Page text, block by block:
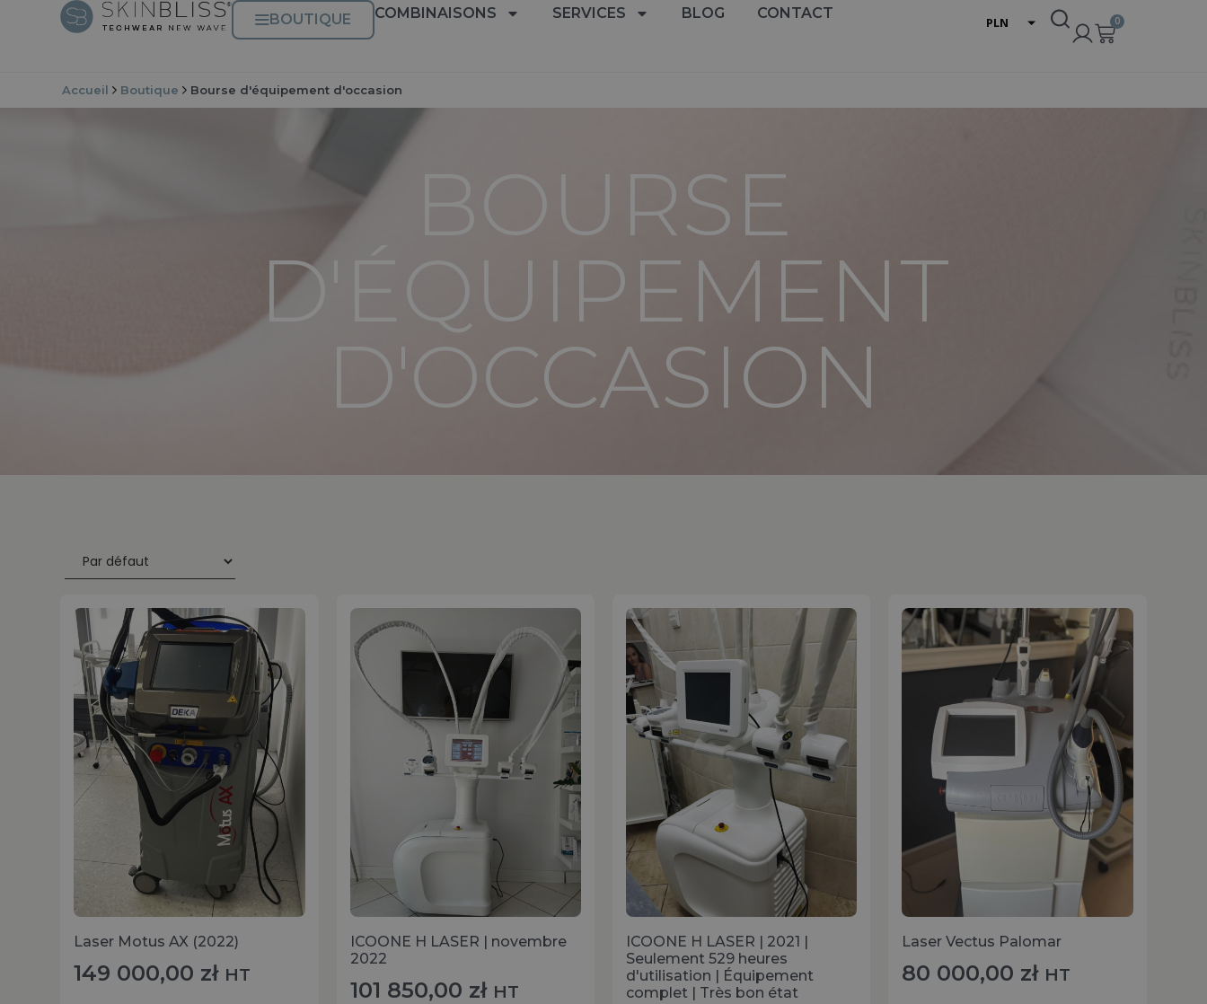
BOUTIQUE COMBINAISONS SERVICES BLOG CONTACT
PLN
0
Accueil Boutique Bourse d'équipement d'occasion
BOURSE
D'ÉQUIPEMENT
D'OCCASION
Laser Motus AX (2022)
149 000,00 zł HT
ICOONE H LASER | novembre
2022
101 850,00 zł HT
ICOONE H LASER | 2021 |
Seulement 529 heures
d'utilisation | Équipement
complet | Très bon état
Laser Vectus Palomar
80 000,00 zł HT